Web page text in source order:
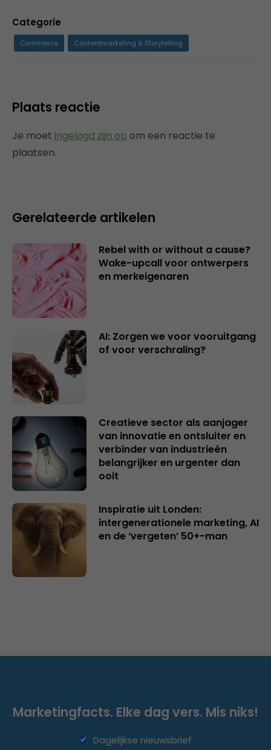
Categorie
Commerce Contentmarketing & Storytelling
Plaats reactie
Je moet ingelogd zijn op om een reactie te
plaatsen.
Gerelateerde artikelen
Rebel with or without a cause?
Wake-upcall voor ontwerpers
en merkeigenaren
AI: Zorgen we voor vooruitgang
of voor verschraling?
Creatieve sector als aanjager
van innovatie en ontsluiter en
verbinder van industrieën
belangrijker en urgenter dan
ooit
Inspiratie uit Londen:
intergenerationele marketing, AI
en de ‘vergeten’ 50+-man
Marketingfacts. Elke dag vers. Mis niks!
Dagelijkse nieuwsbrief